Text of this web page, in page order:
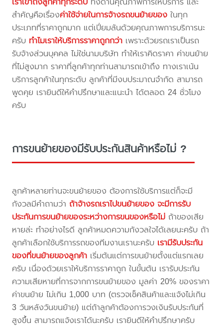
สำคัญคือเรื่องค่าใช้จ่ายในการจ้างรถขนย้ายของ ในทุก
ประเภทที่ราคาถูกมาก แต่เปี่ยมล้นด้วยคุณภาพการบริการนะ
ครับ ทำไมเราให้บริการราคาถูกกว่า เพราะด้วยรถเราเป็นรถ
รับจ้างส่วนบุคคล ไม่ใช่นามบริษัท ทำให้เราคิดราคา ค่าขนย้าย
ที่ไม่สูงมาก ราคาที่ลูกค้าทุกท่านสามารถเข้าถึง ทางเราเน้น
บริการลูกค้าในทุกระดับ ลูกค้าที่มีงบประมาณจำกัด สามารถ
พูดคุย เรายินดีให้คำปรึกษาและแนะนำ ได้ตลอด 24 ชั่วโมง
ครับ
การขนย้ายของมีรับประกันสินค้าหรือไม่ ?
ลูกค้าหลายท่านจะขนย้ายของ ต้องการใช้บริการแต่ก็จะมี
กังวลมีคำถามว่า ถ้าจ้างรถเราไปขนย้ายของ จะมีการรับ
ประกันการขนย้ายของระหว่างการขนของหรือไม่ ถ้าของเสีย
หายล่ะ ทำอย่างไรดี ลูกค้าหมดความกังวลใจได้เลยนะครับ ถ้า
ลูกค้าเลือกใช้บริการรถของทีมงานเรานะครับ เรามีรับประกัน
ของที่ขนย้ายของลูกค้า เริ่มต้นแต่การขนย้ายตั้งแต่แรกเลย
ครับ เนื่องด้วยเราให้บริการราคาถูก ในขั้นต้น เรารับประกัน
ความเสียหายที่การจากการขนย้ายของ มูลค่า 20% ของราคา
ค่าขนย้าย ไม่เกิน 1,000 บาท (ตรวจเช็คสินค้าและแจ้งไม่เกิน
3 วันหลังวันขนย้าย) แต่ถ้าลูกค้าต้องการวงเงินรับประกันที่
สูงขึ้น สามารถแจ้งเราได้นะครับ เรายินดีให้คำปรึกษาครับ